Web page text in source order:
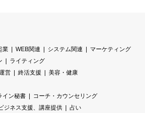
業 WEB関連 システム関連
マーケティング
ライティング
営 終活支援
美容・健康
イン秘書
コーチ・カウンセリング
ジネス支援、講座提供
占い